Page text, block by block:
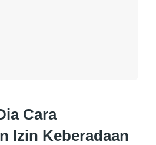
Cara
Izin Keberadaan